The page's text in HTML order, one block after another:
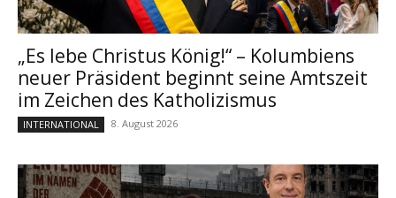
„Es lebe Christus König!“ – Kolumbiens
neuer Präsident beginnt seine Amtszeit
im Zeichen des Katholizismus
INTERNATIONAL 8. August 2026